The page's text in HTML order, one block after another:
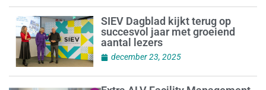
SIEV Dagblad kijkt terug op
succesvol jaar met groeiend
aantal lezers
december 23, 2025